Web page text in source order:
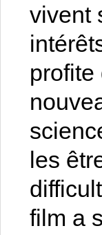
vivent
profite
les
film a